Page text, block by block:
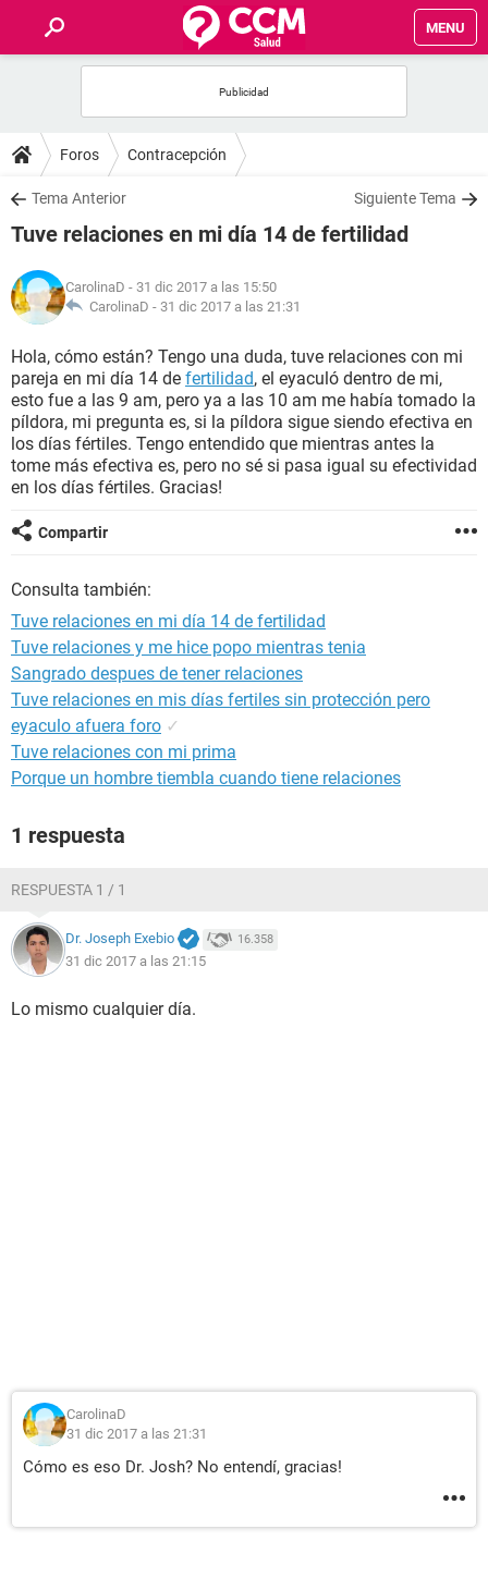
MENU
FOROS
SALUD
NUTRICIÓN
BIENESTAR
SEXUALIDAD
GLOSARIO
Foros Contracepción
Tema Anterior Siguiente Tema
Tuve relaciones en mi día 14 de fertilidad
CarolinaD - 31 dic 2017 a las 15:50
CarolinaD - 31 dic 2017 a las 21:31
Hola, cómo están? Tengo una duda, tuve relaciones con mi
pareja en mi día 14 de fertilidad, el eyaculó dentro de mi,
esto fue a las 9 am, pero ya a las 10 am me había tomado la
píldora, mi pregunta es, si la píldora sigue siendo efectiva en
los días fértiles. Tengo entendido que mientras antes la
tome más efectiva es, pero no sé si pasa igual su efectividad
en los días fértiles. Gracias!
Compartir
Consulta también:
Tuve relaciones en mi día 14 de fertilidad
Tuve relaciones y me hice popo mientras tenia
Sangrado despues de tener relaciones
Tuve relaciones en mis días fertiles sin protección pero
eyaculo afuera foro ✓
Tuve relaciones con mi prima
Porque un hombre tiembla cuando tiene relaciones
1 respuesta
RESPUESTA 1 / 1
Dr. Joseph Exebio 16.358
31 dic 2017 a las 21:15
Lo mismo cualquier día.
CarolinaD
31 dic 2017 a las 21:31
Cómo es eso Dr. Josh? No entendí, gracias!